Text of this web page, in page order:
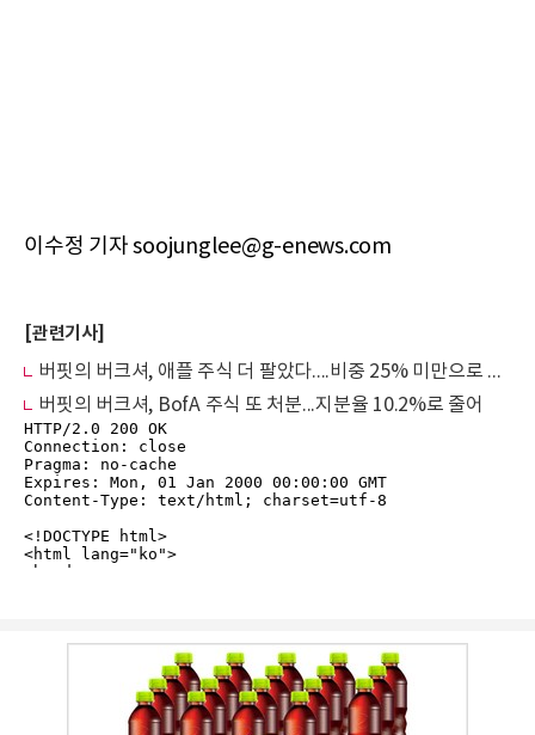
이수정 기자 soojunglee@g-enews.com
[관련기사]
버핏의 버크셔, 애플 주식 더 팔았다....비중 25% 미만으로 줄어
버핏의 버크셔, BofA 주식 또 처분...지분율 10.2%로 줄어